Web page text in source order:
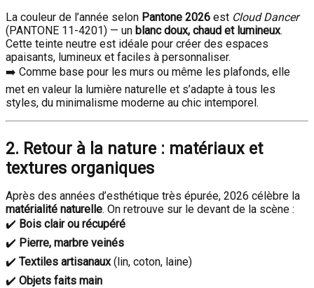
La couleur de l’année selon Pantone 2026 est Cloud Dancer
(PANTONE 11-4201) — un blanc doux, chaud et lumineux.
Cette teinte neutre est idéale pour créer des espaces
apaisants, lumineux et faciles à personnaliser.
➡️ Comme base pour les murs ou même les plafonds, elle
met en valeur la lumière naturelle et s’adapte à tous les
styles, du minimalisme moderne au chic intemporel.
2. Retour à la nature : matériaux et
textures organiques
Après des années d’esthétique très épurée, 2026 célèbre la
matérialité naturelle. On retrouve sur le devant de la scène :
✔️ Bois clair ou récupéré
✔️ Pierre, marbre veinés
✔️ Textiles artisanaux(lin, coton, laine)
✔️ Objets faits main